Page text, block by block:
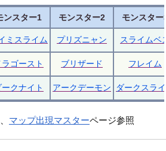
ンスター1 モンスター2 モンスター
ミスライム プリズニャン スライムベ
ラゴースト ブリザード フレイム
ークナイト アークデーモン ダークスラ
マップ出現マスターページ参照